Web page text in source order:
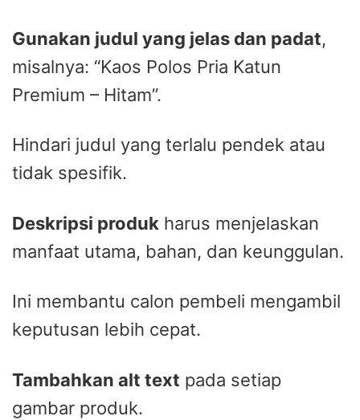
Gunakan judul yang jelas dan padat,
misalnya: “Kaos Polos Pria Katun
Premium – Hitam”.
Hindari judul yang terlalu pendek atau
tidak spesifik.
Deskripsi produk harus menjelaskan
manfaat utama, bahan, dan keunggulan.
Ini membantu calon pembeli mengambil
keputusan lebih cepat.
Tambahkan alt text pada setiap
gambar produk.